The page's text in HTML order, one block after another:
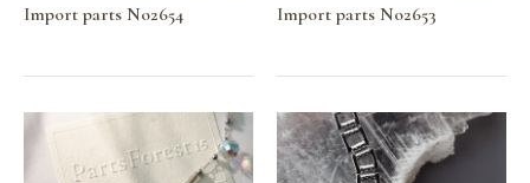
Import parts No2654
Import parts No2653